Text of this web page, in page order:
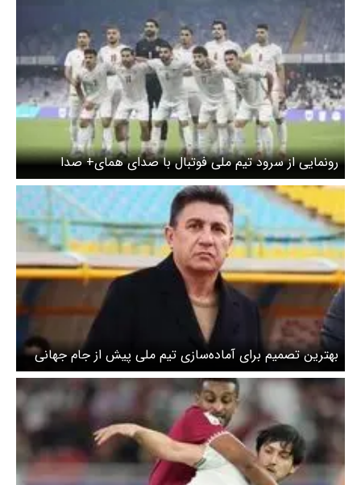
رونمایی از سرود تیم ملی فوتبال با صدای همای+ صدا
بهترین تصمیم برای آماده‌سازی تیم ملی پیش از جام جهانی